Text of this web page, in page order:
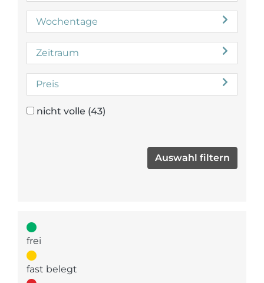
Wochentage
Zeitraum
Preis
nicht volle (43)
frei
fast belegt